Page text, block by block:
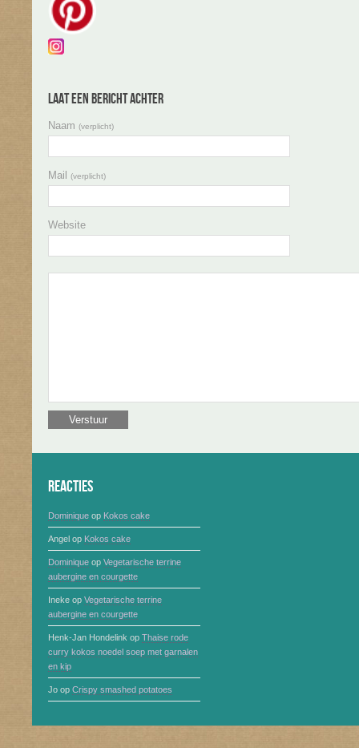
Laat een bericht achter
Naam (verplicht)
Mail (verplicht)
Website
Reacties
Dominique op Kokos cake
Angel op Kokos cake
Dominique op Vegetarische terrine
aubergine en courgette
Ineke op Vegetarische terrine
aubergine en courgette
Henk-Jan Hondelink op Thaise rode
curry kokos noedel soep met garnalen
en kip
Jo op Crispy smashed potatoes